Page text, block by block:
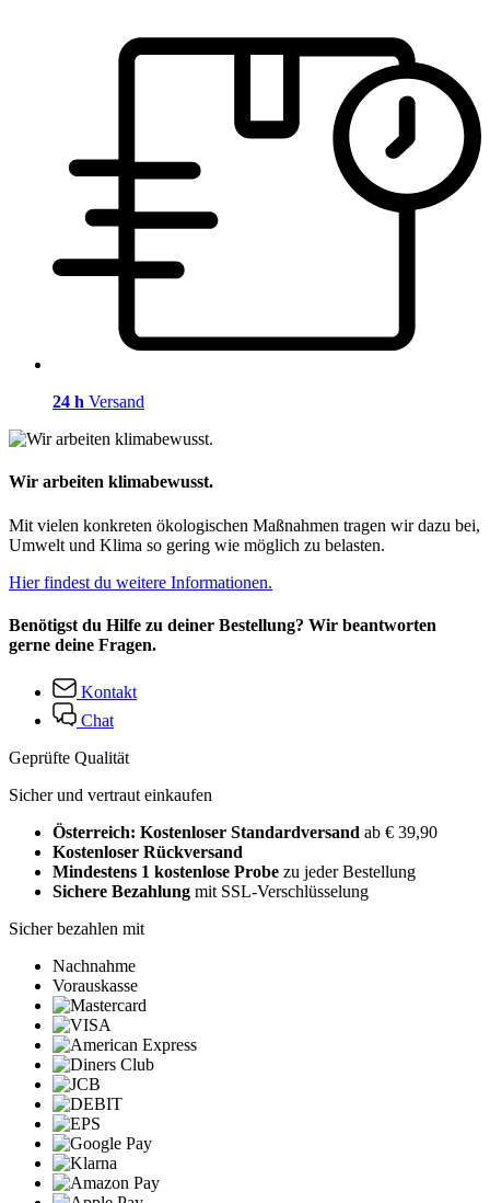
24 h Versand
Wir arbeiten klimabewusst.
Mit vielen konkreten ökologischen Maßnahmen tragen wir dazu bei,
Umwelt und Klima so gering wie möglich zu belasten.
Hier findest du weitere Informationen.
Benötigst du Hilfe zu deiner Bestellung? Wir beantworten
gerne deine Fragen.
Kontakt
Chat
Geprüfte Qualität
Sicher und vertraut einkaufen
Österreich: Kostenloser Standardversand ab € 39,90
Kostenloser Rückversand
Mindestens 1 kostenlose Probe zu jeder Bestellung
Sichere Bezahlung mit SSL-Verschlüsselung
Sicher bezahlen mit
Nachnahme
Vorauskasse